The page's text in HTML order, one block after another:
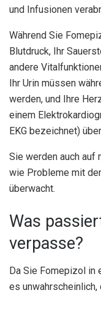
und Infusionen
Während Sie
Blutdruck, Ihr
andere
Ihr Urin müssen
werden, und Ihre
einem
EKG bezeichnet)
Sie werden auch auf
wie Probleme mit
überwacht.
Was
verpasse?
Da Sie Fomepizol in
es